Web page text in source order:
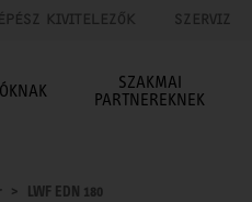
KIVITELEZŐK SZERVIZ
SZAKMAI
PARTNEREKNEK
LWF EDN 180